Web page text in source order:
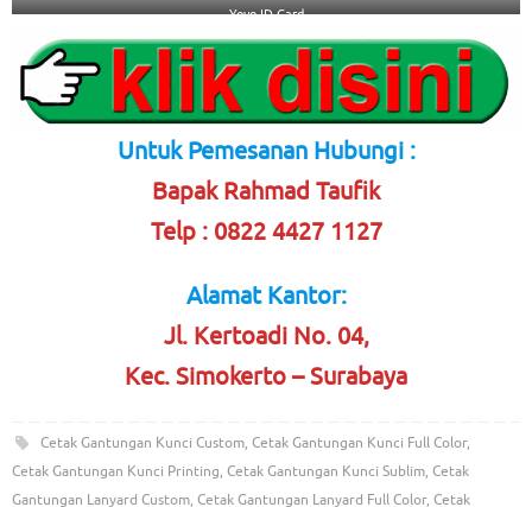
Yoyo ID Card
Untuk Pemesanan Hubungi :
Bapak Rahmad Taufik
Telp : 0822 4427 1127
Alamat Kantor:
Jl. Kertoadi No. 04,
Kec. Simokerto – Surabaya
Cetak Gantungan Kunci Custom, Cetak Gantungan Kunci Full Color,
Cetak Gantungan Kunci Printing, Cetak Gantungan Kunci Sublim, Cetak
Gantungan Lanyard Custom, Cetak Gantungan Lanyard Full Color, Cetak